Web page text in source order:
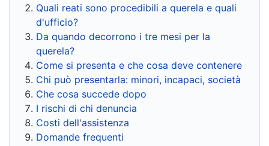
Quali reati sono procedibili a querela e quali
d'ufficio?
Da quando decorrono i tre mesi per la
querela?
Come si presenta e che cosa deve contenere
Chi può presentarla: minori, incapaci, società
Che cosa succede dopo
I rischi di chi denuncia
Costi dell'assistenza
Domande frequenti